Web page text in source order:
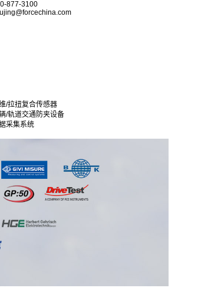
877-3100
/拉扭复合传感器
/轨道交通防夹设备
采集系统